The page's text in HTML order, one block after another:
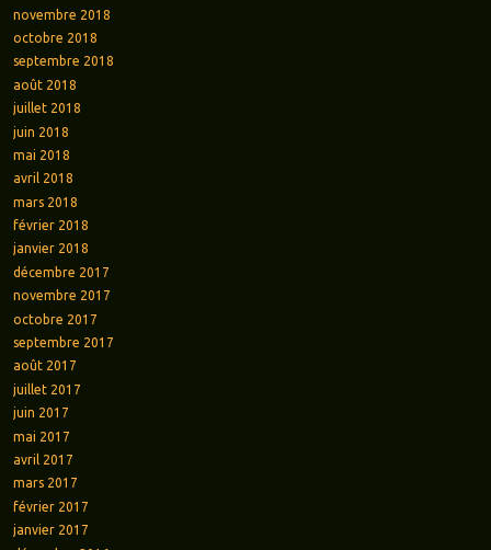
novembre 2018
octobre 2018
septembre 2018
août 2018
juillet 2018
juin 2018
mai 2018
avril 2018
mars 2018
février 2018
janvier 2018
décembre 2017
novembre 2017
octobre 2017
septembre 2017
août 2017
juillet 2017
juin 2017
mai 2017
avril 2017
mars 2017
février 2017
janvier 2017